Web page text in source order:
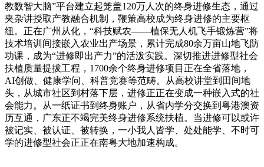
教数智大脑”平台建立起笼盖120万人次的终身进修生态，通过
夹杂讲授取产教融合机制，鞭策高校成为终身进修的主要枢
纽。正在广州从化，“科技赋农——植保无人机飞手锻炼营”将
技术培训间接嵌入农业出产场景，累计完成80余万亩山地飞防
功课，成为“进修即出产力”的活泼实践。深切推进进修型社会
扶植质量提拔工程，1700余个终身进修项目正在全省落地，
AI创做、健康学问、科普竞赛等范畴。从高校讲堂到田间地
头，从城市社区到村落下层，进修正正在变成一种嵌入式的社
会能力。从一纸证书到终身账户，从省内学分交换到粤港澳资
历互通，广东正不竭完美终身进修系统扶植。当进修可以或许
被记实、被认证、被转换，一小我人皆学、处处能学、不时可
学的进修型社会正正在南粤大地加速构成。